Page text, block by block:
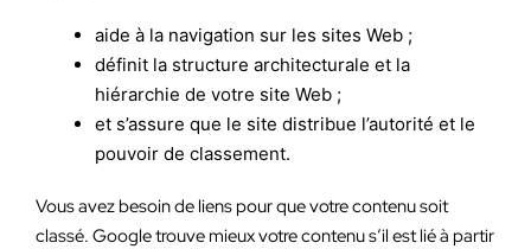
aide à la navigation sur les sites Web ;
définit la structure architecturale et la
hiérarchie de votre site Web ;
et s’assure que le site distribue l’autorité et le
pouvoir de classement.
Vous avez besoin de liens pour que votre contenu soit
classé. Google trouve mieux votre contenu s’il est lié à partir